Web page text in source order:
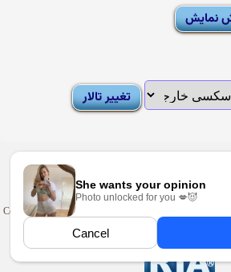
Sexy Pictures Archive
Adult Forums
Copyright © 2009-2025
. Looti Forums is not